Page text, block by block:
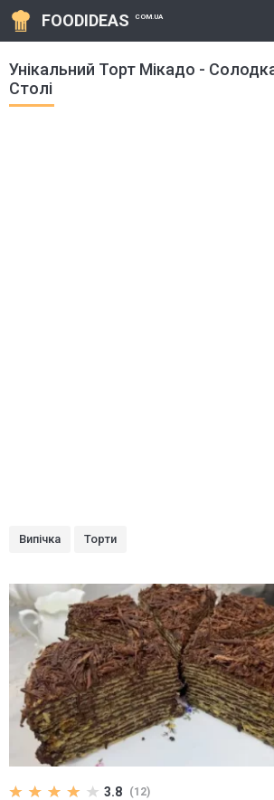
FOODIDEAS COM.UA
Унікальний Торт Мікадо -
Столі
Випічка Торти
3.8 (12)